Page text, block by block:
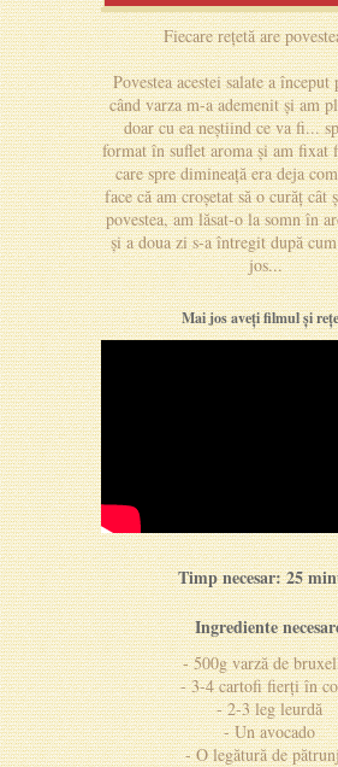
Fiecare rețetă are
Povestea acestei salate a
când varza m-a ademenit și am
doar cu ea neștiind ce va fi...
format în suflet aroma și am fixat
care spre dimineață era deja
face că am croșetat să o curăț
povestea, am lăsat-o la somn în
și a doua zi s-a întregit după
jos...
Mai jos aveți filmul și
Timp necesar:25
Ingrediente
- 500g varză de
- 3-4 cartofi fierți în
- 2-3 leg leurdă
- Un avocado
- O legătură de